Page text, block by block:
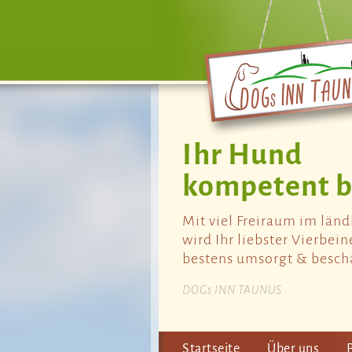
Startseite Über uns
Ihr Hund
kompetent
Mit viel Freiraum im
wird Ihr liebster
bestens umsorgt &
DOGs INN TAUNUS